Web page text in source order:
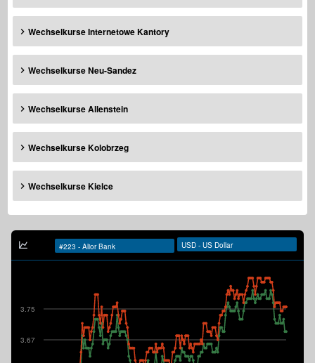
Wechselkurse Internetowe Kantory
Wechselkurse Neu-Sandez
Wechselkurse Allenstein
Wechselkurse Kolobrzeg
Wechselkurse Kielce
3.67
3.75